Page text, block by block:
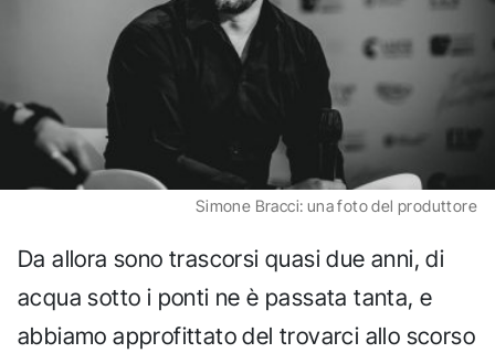
Simone Bracci: una foto del produttore
Da allora sono trascorsi quasi due anni, di
acqua sotto i ponti ne è passata tanta, e
abbiamo approfittato del trovarci allo scorso